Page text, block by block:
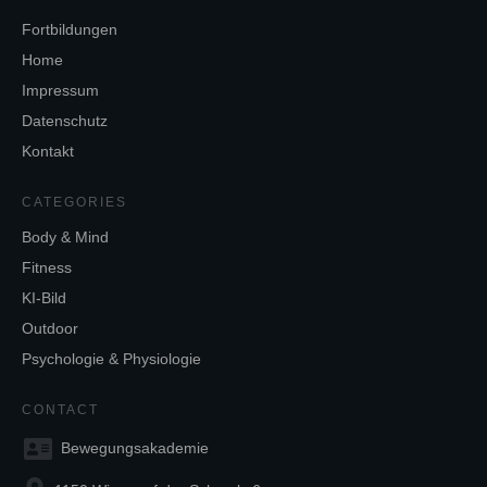
Fortbildungen
Home
Impressum
Datenschutz
Kontakt
CATEGORIES
Body & Mind
Fitness
KI-Bild
Outdoor
Psychologie & Physiologie
CONTACT
Bewegungsakademie